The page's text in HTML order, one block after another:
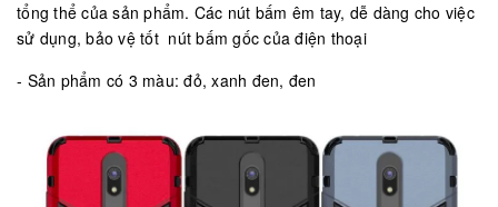
tổng thể của sản phẩm. Các nút bấm êm tay, dễ dàng cho việc
sử dụng, bảo vệ tốt nút bấm gốc của điện thoại
- Sản phẩm có 3 màu: đỏ, xanh đen, đen